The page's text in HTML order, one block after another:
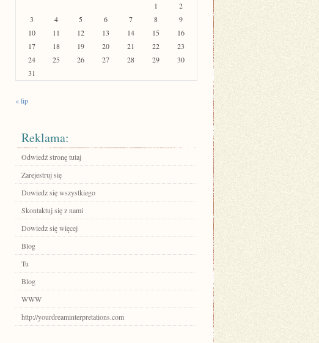
1
2
3
4 5 6 7 8
9
10
11 12 13 14 15
16
17
18 19 20 21 22
23
24
25 26 27 28 29
30
31
« lip
Reklama:
Odwiedź stronę tutaj
Zarejestruj się
Dowiedz się wszystkiego
Skontaktuj się z nami
Dowiedz się więcej
Blog
Tu
Blog
WWW
http://yourdreaminterpretations.com